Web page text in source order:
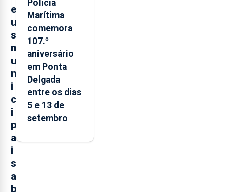
e
u
s
m
u
n
i
c
i
p
a
i
s
a
b
Polícia
Marítima
comemora
107.º
aniversário
em Ponta
Delgada
entre os dias
5 e 13 de
setembro